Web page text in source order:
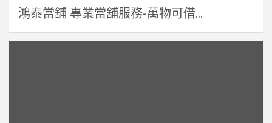
鴻泰當舖 專業當舖服務-萬物可借...